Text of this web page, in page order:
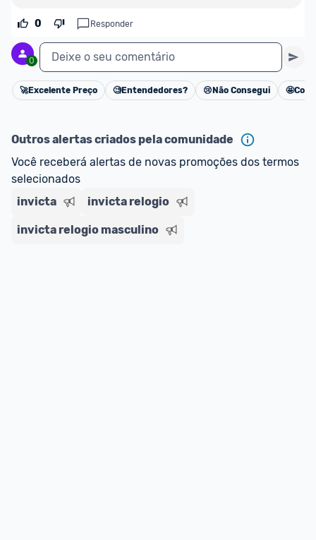
0 Responder
0 Deixe o seu comentário
Cancelar
🚀Excelente Preço 🧐Entendedores? 😢 Não Consegui 🤩
Outros alertas criados pela comunidade
Você receberá alertas de novas promoções dos termos
selecionados
invicta
invicta relogio
invicta relogio masculino